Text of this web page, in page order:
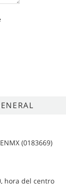
(0183669)
hora del centro